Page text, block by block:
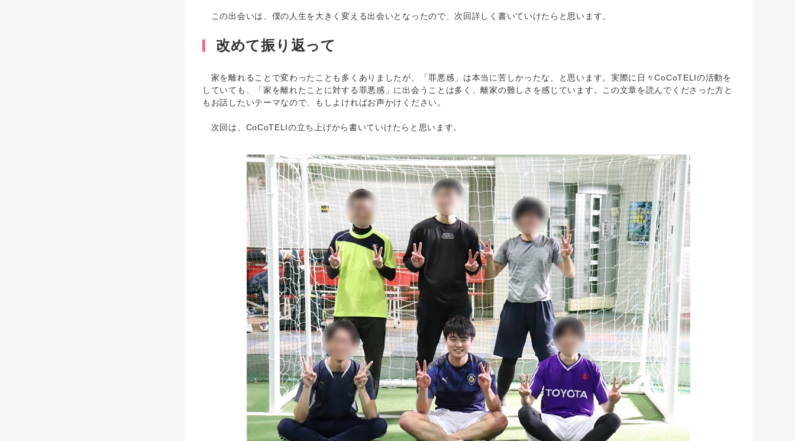
この出会いは、僕の人生を大きく変える出会いとなったので、次回詳しく書いていけたらと思います。
改めて振り返って
家を離れることで変わったことも多くありましたが、「罪悪感」は本当に苦しかったな、と思います。実際に日々CoCoTELIの活動を
していても、「家を離れたことに対する罪悪感」に出会うことは多く、離家の難しさを感じています。この文章を読んでくださった方と
もお話したいテーマなので、もしよければお声かけください。
次回は、CoCoTELIの立ち上げから書いていけたらと思います。